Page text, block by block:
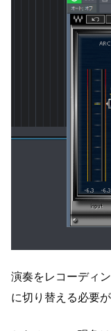
演奏をレコーディ
に切り替える必要